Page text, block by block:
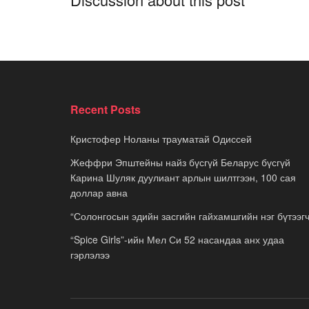
Recent Posts
Кристофер Ноланы трауматай Одиссей
Жеффри Эпштейны найз бүсгүй Беларус бүсгүй
Карина Шуляк дуулиант арлын шилтгээн, 100 сая
доллар авна
“Солонгосын эдийн засгийн гайхамшгийн нэг
“Spice Girls”-ийн Мел Си 52 насандаа анх удаа
гэрлэлээ